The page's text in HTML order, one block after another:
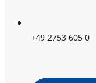
+49 2753 605 0